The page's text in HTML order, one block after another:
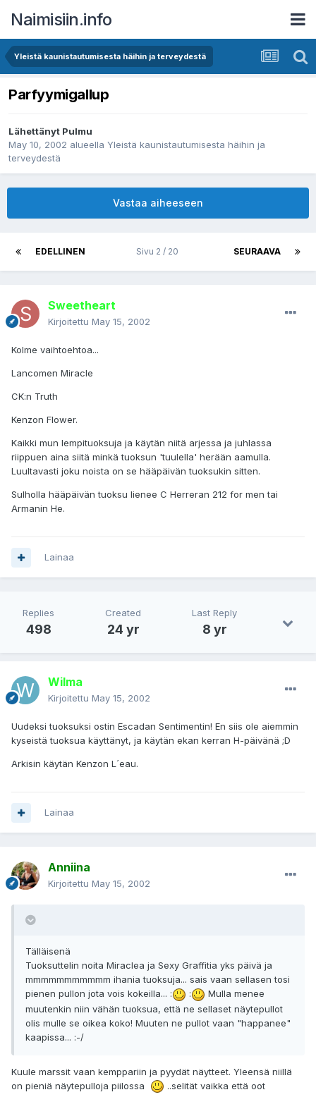
Naimisiin.info
Yleistä kaunistautumisesta häihin ja terveydestä
Parfyymigallup
Lähettänyt Pulmu
May 10, 2002 alueella Yleistä kaunistautumisesta häihin ja
terveydestä
Vastaa aiheeseen
EDELLINEN SEURAAVA
Sivu 2 / 20
Sweetheart
Kirjoitettu May 15, 2002
Kolme vaihtoehtoa...
Lancomen Miracle
CK:n Truth
Kenzon Flower.
Kaikki mun lempituoksuja ja käytän niitä arjessa ja juhlassa
riippuen aina siitä minkä tuoksun 'tuulella' herään aamulla.
Luultavasti joku noista on se hääpäivän tuoksukin sitten.
Sulholla hääpäivän tuoksu lienee C Herreran 212 for men tai
Armanin He.
Lainaa
Replies
498
Created
24 yr
Last Reply
8 yr
Wilma
Kirjoitettu May 15, 2002
Uudeksi tuoksuksi ostin Escadan Sentimentin! En siis ole aiemmin
kyseistä tuoksua käyttänyt, ja käytän ekan kerran H-päivänä ;D
Arkisin käytän Kenzon L´eau.
Lainaa
Anniina
Kirjoitettu May 15, 2002
Tälläisenä
Tuoksuttelin noita Miraclea ja Sexy Graffitia yks päivä ja
mmmmmmmmmmm ihania tuoksuja... sais vaan sellasen tosi
pienen pullon jota vois kokeilla... :
:
Mulla menee
muutenkin niin vähän tuoksua, että ne sellaset näytepullot
olis mulle se oikea koko! Muuten ne pullot vaan "happanee"
kaapissa... :-/
Kuule marssit vaan kemppariin ja pyydät näytteet. Yleensä niillä
on pieniä näytepulloja piilossa
..selität vaikka että oot